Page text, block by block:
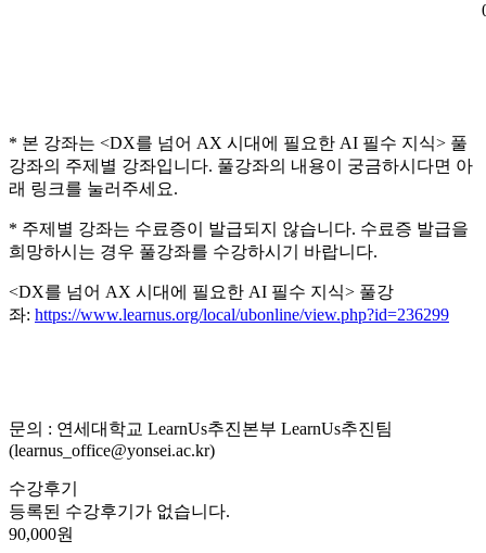
* 본 강좌는 <DX를 넘어 AX 시대에 필요한 AI 필수 지식> 풀
강좌의 주제별 강좌입니다. 풀강좌의 내용이 궁금하시다면 아
래 링크를 눌러주세요.
* 주제별 강좌는 수료증이 발급되지 않습니다. 수료증 발급을
희망하시는 경우 풀강좌를 수강하시기 바랍니다.
<DX를 넘어 AX 시대에 필요한 AI 필수 지식> 풀강
좌: https://www.learnus.org/local/ubonline/view.php?id=236299
문의 : 연세대학교 LearnUs추진본부 LearnUs추진팀
(learnus_office@yonsei.ac.kr)
수강후기
등록된 수강후기가 없습니다.
90,000원